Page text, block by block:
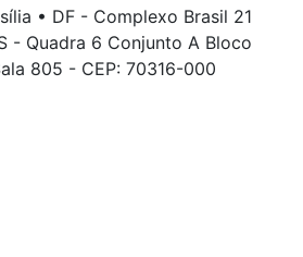
• DF - Complexo Brasil 21
- Quadra 6 Conjunto A Bloco
805 - CEP: 70316-000